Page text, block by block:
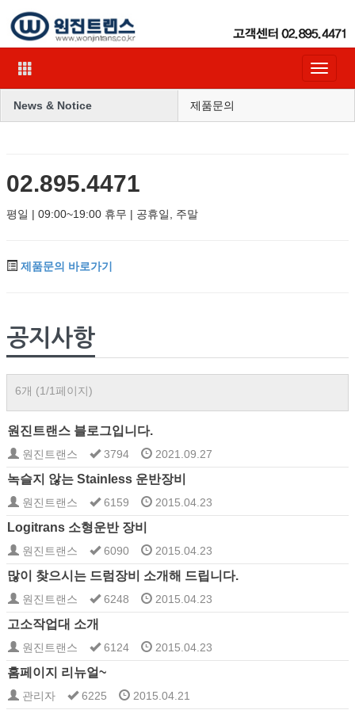
Toggle
News & Notice
제품문의
02.895.4471
평일 | 09:00~19:00 휴무 | 공휴일, 주말
제품문의 바로가기
공지사항
6개 (1/1페이지)
원진트랜스 블로그입니다.
원진트랜스 3794 2021.09.27
녹슬지 않는 Stainless 운반장비
원진트랜스 6159 2015.04.23
Logitrans 소형운반 장비
원진트랜스 6090 2015.04.23
많이 찾으시는 드럼장비 소개해 드립니다.
원진트랜스 6248 2015.04.23
고소작업대 소개
원진트랜스 6124 2015.04.23
홈페이지 리뉴얼~
관리자 6225 2015.04.21